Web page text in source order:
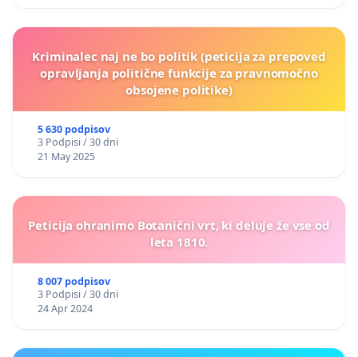
Kriminalec naj ne bo politik (peticija za prepoved
opravljanja politične funkcije za pravnomočno
obsojene politike)
5 630 podpisov
3 Podpisi / 30 dni
21 May 2025
Peticija ohranimo Botanični vrt, ki deluje že vse od
leta 1810.
8 007 podpisov
3 Podpisi / 30 dni
24 Apr 2024